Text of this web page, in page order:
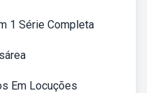
1 Série Completa
Em Locuções